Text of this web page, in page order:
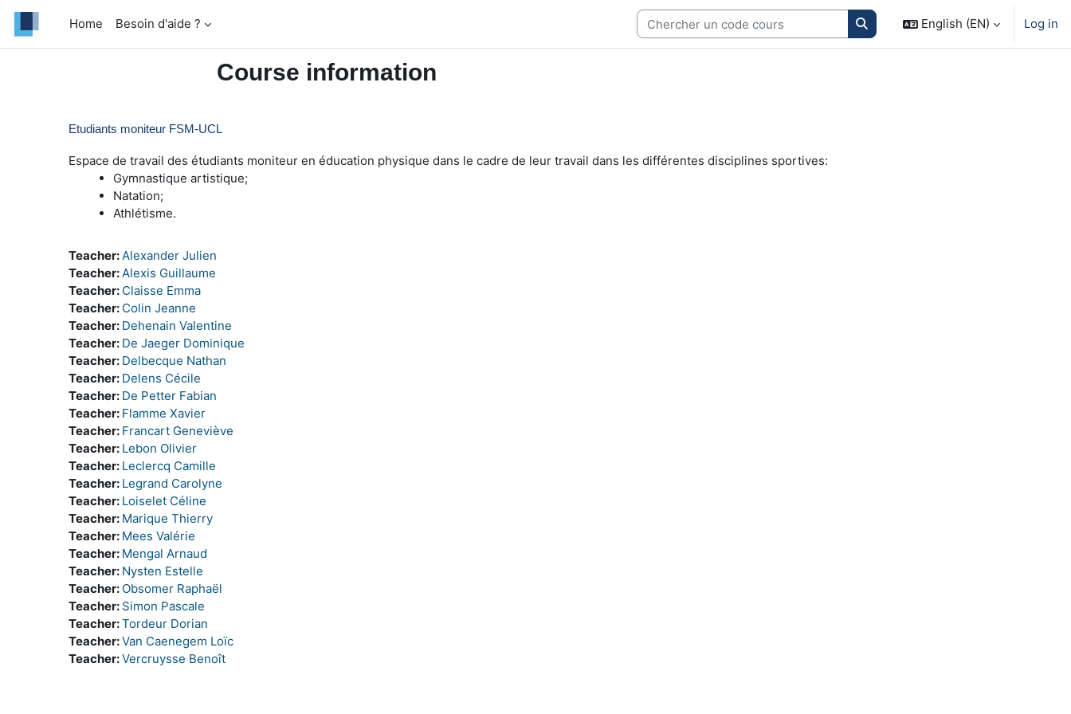
Home
Besoin d'aide ? Search courses
English (EN) Log in
Course information
Etudiants moniteur FSM-UCL
Espace de travail des étudiants moniteur en éducation physique dans le cadre de leur travail dans les différentes disciplines sportives:
Gymnastique artistique;
Natation;
Athlétisme.
Teacher:Alexander Julien
Teacher:Alexis Guillaume
Teacher: Claisse Emma
Teacher: Colin Jeanne
Teacher: Dehenain Valentine
Teacher: De Jaeger Dominique
Teacher: Delbecque Nathan
Teacher: Delens Cécile
Teacher: De Petter Fabian
Teacher: Flamme Xavier
Teacher: Francart Geneviève
Teacher: Lebon Olivier
Teacher: Leclercq Camille
Teacher: Legrand Carolyne
Teacher: Loiselet Céline
Teacher: Marique Thierry
Teacher: Mees Valérie
Teacher: Mengal Arnaud
Teacher: Nysten Estelle
Teacher: Obsomer Raphaël
Teacher: Simon Pascale
Teacher:Tordeur Dorian
Teacher:Van Caenegem Loïc
Teacher:Vercruysse Benoît